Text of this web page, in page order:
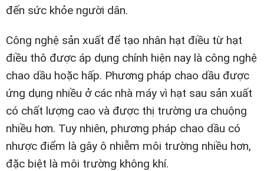
đến sức khỏe người dân.
Công nghệ sản xuất để tạo nhân hạt điều từ hạt
điều thô được áp dụng chính hiện nay là công nghệ
chao dầu hoặc hấp. Phương pháp chao dầu được
ứng dụng nhiều ở các nhà máy vì hạt sau sản xuất
có chất lượng cao và được thị trường ưa chuộng
nhiều hơn. Tuy nhiên, phương pháp chao dầu có
nhược điểm là gây ô nhiễm môi trường nhiều hơn,
đặc biệt là môi trường không khí.